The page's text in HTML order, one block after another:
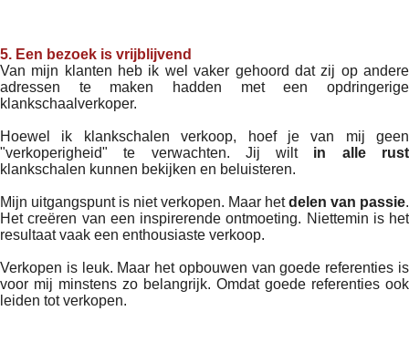
5. Een bezoek is vrijblijvend
Van mijn klanten heb ik wel vaker gehoord dat zij op andere
adressen te maken hadden met een opdringerige
klankschaalverkoper.
Hoewel ik klankschalen verkoop, hoef je van mij geen
"verkoperigheid" te verwachten. Jij wilt in alle rust
klankschalen kunnen bekijken en beluisteren.
Mijn uitgangspunt is niet verkopen. Maar hetdelen van passie.
Het creëren van een inspirerende ontmoeting. Niettemin is het
resultaat vaak een enthousiaste verkoop.
Verkopen is leuk. Maar het opbouwen van goede referenties is
voor mij minstens zo belangrijk. Omdat goede referenties ook
leiden tot verkopen.